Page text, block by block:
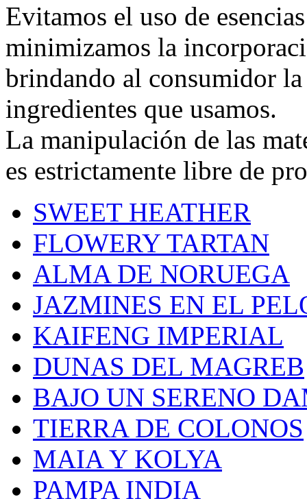
Evitamos el uso de
minimizamos la
brindando al consumidor
ingredientes que usamos.
La manipulación de las
es estrictamente libre de
SWEET HEATHER
FLOWERY TARTAN
ALMA DE NORUEGA
JAZMINES EN EL
KAIFENG IMPERIAL
DUNAS DEL MAGREB
BAJO UN SERENO
TIERRA DE COLONOS
MAIA Y KOLYA
PAMPA INDIA